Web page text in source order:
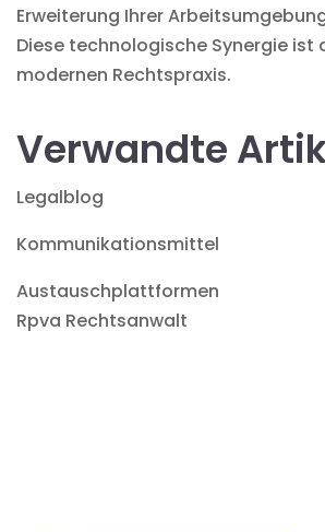
Erweiterung Ihrer
Diese technologische Synergie ist
modernen Rechtspraxis.
Verwandte
Legalblog
Kommunikationsmittel
Austauschplattformen
Rpva Rechtsanwalt